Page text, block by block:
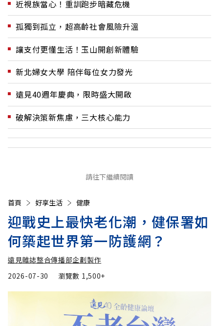
近視族當心！重訓跑步暗藏危機
孤獨到孤立，超高齡社會風險升溫
讓支付更懂生活！玉山開創新體驗
新北婦女大學 陪伴每位女力發光
遠見40週年慶典，限時盛大開啟
破解決策新焦慮，三大核心能力
請往下繼續閱讀
首頁 好享生活 健康
迎戰史上最快老化潮，健保署如
何築起世界第一防護網？
遠見雜誌整合傳播部企劃製作
2026-07-30
瀏覽數 1,500+